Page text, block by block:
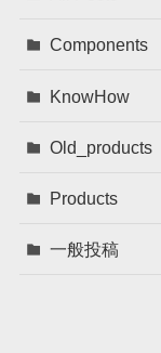
Components
KnowHow
Old_products
Products
一般投稿